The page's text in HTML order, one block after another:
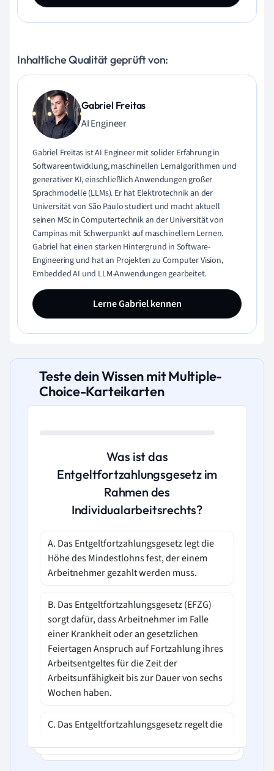
Inhaltliche Qualität geprüft von:
Gabriel Freitas
AI Engineer
Gabriel Freitas ist AI Engineer mit solider Erfahrung in
Softwareentwicklung, maschinellen Lernalgorithmen und
generativer KI, einschließlich Anwendungen großer
Sprachmodelle (LLMs). Er hat Elektrotechnik an der
Universität von São Paulo studiert und macht aktuell
seinen MSc in Computertechnik an der Universität von
Campinas mit Schwerpunkt auf maschinellem Lernen.
Gabriel hat einen starken Hintergrund in Software-
Engineering und hat an Projekten zu Computer Vision,
Embedded AI und LLM-Anwendungen gearbeitet.
Lerne Gabriel kennen
Teste dein Wissen mit Multiple-
Choice-Karteikarten
Was ist das
Entgeltfortzahlungsgesetz im
Rahmen des
Individualarbeitsrechts?
A. Das Entgeltfortzahlungsgesetz legt die
Höhe des Mindestlohns fest, der einem
Arbeitnehmer gezahlt werden muss.
B. Das Entgeltfortzahlungsgesetz (EFZG)
sorgt dafür, dass Arbeitnehmer im Falle
einer Krankheit oder an gesetzlichen
Feiertagen Anspruch auf Fortzahlung ihres
Arbeitsentgeltes für die Zeit der
Arbeitsunfähigkeit bis zur Dauer von sechs
Wochen haben.
C. Das Entgeltfortzahlungsgesetz regelt die
Arbeitgeber und Arbeitnehmer zu zahlen